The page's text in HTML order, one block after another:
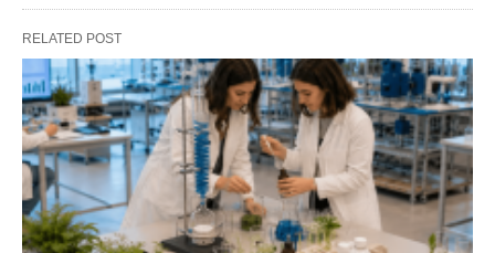
RELATED POST